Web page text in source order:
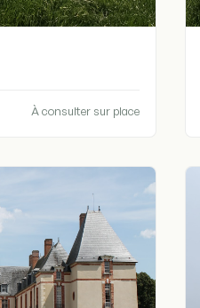
À consulter sur place